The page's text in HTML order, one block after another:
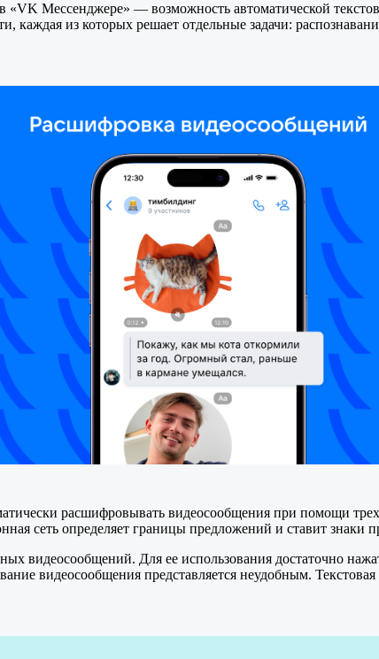
«VK Мессенджере» — возможность автоматической
каждая из которых решает отдельные задачи:
расшифровывать видеосообщения при помощи
сеть определяет границы предложений и ставит знаки
видеосообщений. Для ее использования достаточно
видеосообщения представляется неудобным.